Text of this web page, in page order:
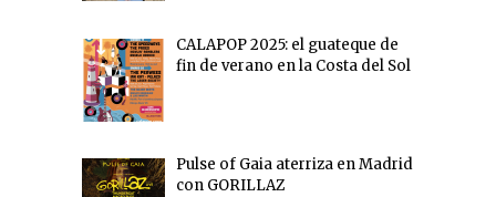
CALAPOP 2025: el guateque de
fin de verano en la Costa del Sol
Pulse of Gaia aterriza en Madrid
con GORILLAZ